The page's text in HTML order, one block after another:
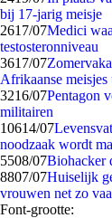
bij 17-jarig meisje
2617/07Medici
testosteronniveau
3617/07
Afrikaanse
3216/07Pentagon
militairen
10614/07
noodzaak wordt
5508/07Biohacker
8807/07Huiselijk
vrouwen net zo
Font-grootte: